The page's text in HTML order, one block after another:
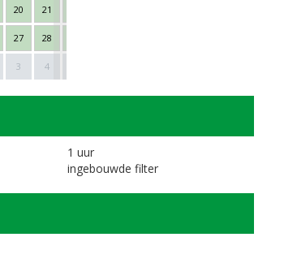
20 21
27 28
3 4
Next
1 uur
ingebouwde filter